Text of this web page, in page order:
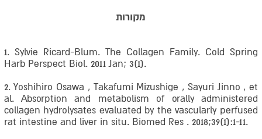
מקורות
1. Sylvie Ricard-Blum. The Collagen Family. Cold Spring
Harb Perspect Biol. 2011 Jan; 3(1).
2. Yoshihiro Osawa , Takafumi Mizushige , Sayuri Jinno , et
al. Absorption and metabolism of orally administered
collagen hydrolysates evaluated by the vascularly perfused
rat intestine and liver in situ. Biomed Res . 2018;39(1):1-11.